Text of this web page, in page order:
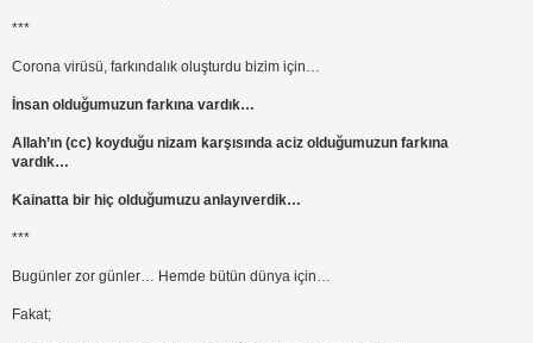
***
Corona virüsü, farkındalık oluşturdu bizim için…
İnsan olduğumuzun farkına vardık…
Allah’ın (cc) koyduğu nizam karşısında aciz olduğumuzun farkına
vardık…
Kainatta bir hiç olduğumuzu anlayıverdik…
***
Bugünler zor günler… Hemde bütün dünya için…
Fakat;